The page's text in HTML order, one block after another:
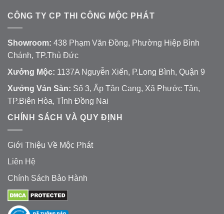
CÔNG TY CP THI CÔNG MỘC PHÁT
Showroom: 438 Phạm Văn Đồng, Phường Hiệp Bình
Chánh, TP.Thủ Đức
Xưởng Mộc: 1137A Nguyễn Xiển, P.Long Bình, Quận 9
Xưởng Ván Sàn: Số 3, Ấp Tân Cang, Xã Phước Tân,
TP.Biên Hòa, Tỉnh Đồng Nai
CHÍNH SÁCH VÀ QUY ĐỊNH
Giới Thiệu Về Mộc Phát
Liên Hệ
Chính Sách Bảo Hành